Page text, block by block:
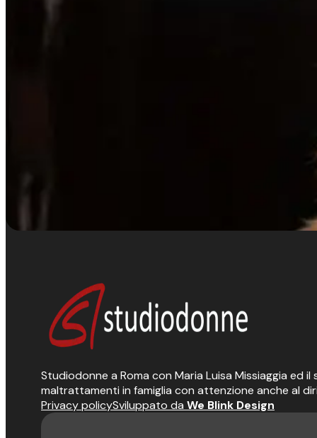
Studiodonne a Roma con Maria Luisa Missiaggia ed
maltrattamenti in famiglia con attenzione anche al
Privacy policySviluppato da We Blink Design